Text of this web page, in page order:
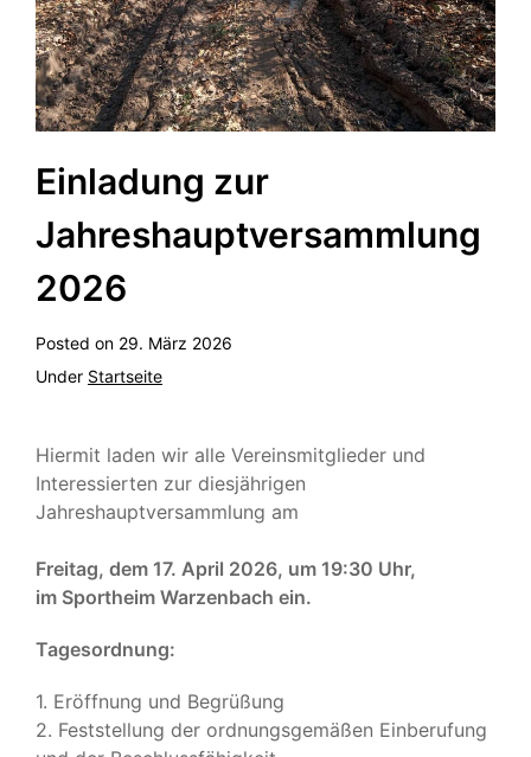
Einladung zur
Jahreshauptversammlung
2026
Posted on 29. März 2026
Under Startseite
Hiermit laden wir alle Vereinsmitglieder und
Interessierten zur diesjährigen
Jahreshauptversammlung am
Freitag, dem 17. April 2026, um 19:30 Uhr,
im Sportheim Warzenbach ein.
Tagesordnung:
1. Eröffnung und Begrüßung
2. Feststellung der ordnungsgemäßen Einberufung